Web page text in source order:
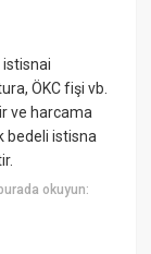
istisnai
ÖKC fişi vb.
ve harcama
bedeli istisna
okuyun: